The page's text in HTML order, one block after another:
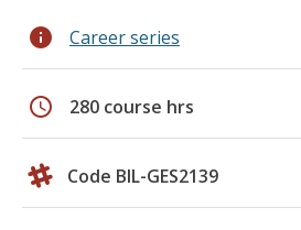
info Career series
schedule 280 course hrs
Code BIL-GES2139